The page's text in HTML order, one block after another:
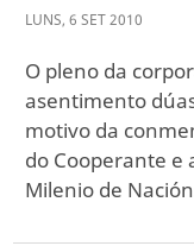
LUNS, 6 SET2010
O pleno da
asentimento
motivo da
do Cooperante e
Milenio de